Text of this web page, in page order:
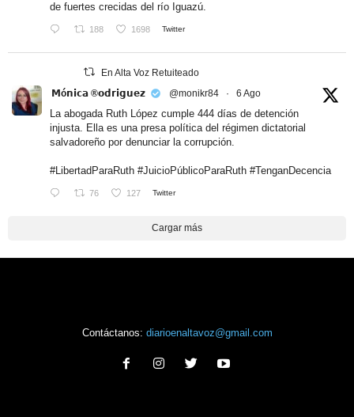
de fuertes crecidas del río Iguazú.
188 1698 Twitter
En Alta Voz Retuiteado
𝗠ó𝗻𝗶𝗰𝗮 ®𝗼𝗱𝗿𝗶𝗴𝘂𝗲𝘇
@monikr84 · 6 Ago
La abogada Ruth López cumple 444 días de detención
injusta. Ella es una presa política del régimen dictatorial
salvadoreño por denunciar la corrupción.
#LibertadParaRuth #JuicioPúblicoParaRuth #TenganDecencia
76 127 Twitter
Cargar más
Contáctanos: diarioenaltavoz@gmail.com